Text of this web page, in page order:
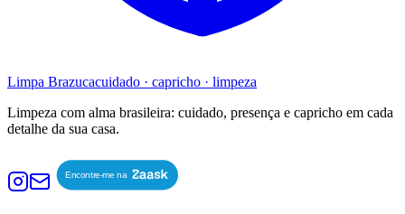
Limpa Brazucacuidado · capricho · limpeza
Limpeza com alma brasileira: cuidado, presença e capricho em cada
detalhe da sua casa.